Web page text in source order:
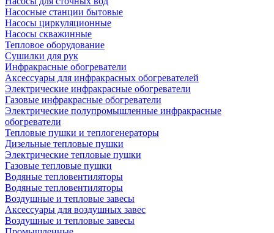
Насосные станции бытовые
Насосы циркуляционные
Насосы скважинные
Тепловое оборудование
Сушилки для рук
Инфракрасные обогреватели
Аксессуары для инфракрасных обогревателей
Электрические инфракрасные обогреватели
Газовые инфракрасные обогреватели
Электрические полупромышленные инфракрасные
обогреватели
Тепловые пушки и теплогенераторы
Дизельные тепловые пушки
Электрические тепловые пушки
Газовые тепловые пушки
Водяные тепловентиляторы
Водяные тепловентиляторы
Воздушные и тепловые завесы
Аксессуары для воздушных завес
Воздушные и тепловые завесы